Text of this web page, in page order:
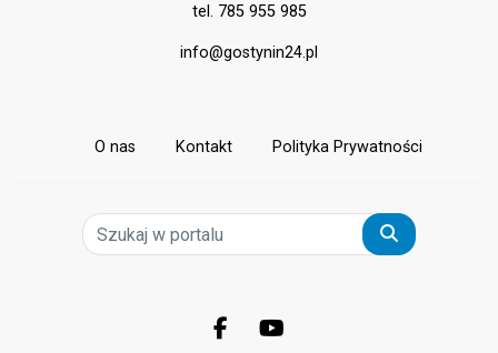
tel. 785 955 985
info@gostynin24.pl
O nas Kontakt Polityka Prywatności
Szukaj
Facebook.com
Youtube.com